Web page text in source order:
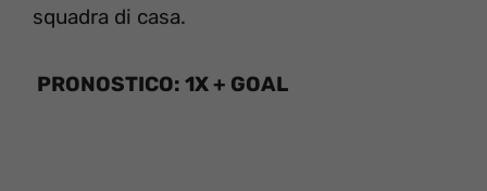
squadra di casa.
PRONOSTICO: 1X + GOAL